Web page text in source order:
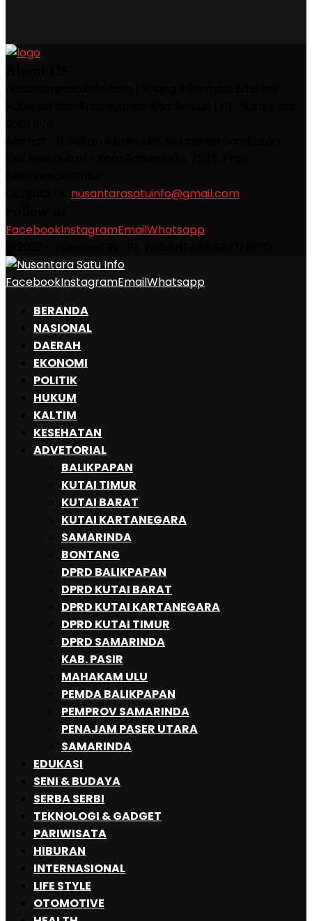
nusantarasatuinfo@gmail.com
FacebookInstagramEmailWhatsapp
FacebookInstagramEmailWhatsapp
BERANDA
NASIONAL
DAERAH
EKONOMI
POLITIK
HUKUM
KALTIM
KESEHATAN
ADVETORIAL
BALIKPAPAN
KUTAI TIMUR
KUTAI BARAT
KUTAI KARTANEGARA
SAMARINDA
BONTANG
DPRD BALIKPAPAN
DPRD KUTAI BARAT
DPRD KUTAI KARTANEGARA
DPRD KUTAI TIMUR
DPRD SAMARINDA
KAB. PASIR
MAHAKAM ULU
PEMDA BALIKPAPAN
PEMPROV SAMARINDA
PENAJAM PASER UTARA
SAMARINDA
EDUKASI
SENI & BUDAYA
SERBA SERBI
TEKNOLOGI & GADGET
PARIWISATA
HIBURAN
INTERNASIONAL
LIFE STYLE
OTOMOTIVE